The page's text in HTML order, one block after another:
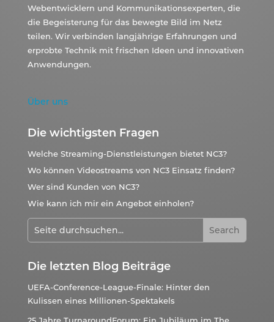
Webentwicklern und Kommunikationsexperten, die
die Begeisterung für das bewegte Bild im Netz
teilen. Wir verbinden langjährige Erfahrungen und
erprobte Technik mit frischen Ideen und innovativen
Anwendungen.
Über uns
Die wichtigsten Fragen
Welche Streaming-Dienstleistungen bietet NC3?
Wo können Videostreams von NC3 Einsatz finden?
Wer sind Kunden von NC3?
Wie kann ich mir ein Angebot einholen?
Die letzten Blog Beiträge
UEFA-Conference-League-Finale: Hinter den
Kulissen eines Millionen-Spektakels